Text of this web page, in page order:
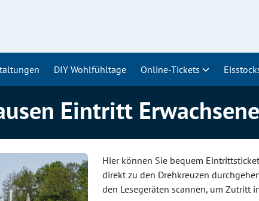
DIY Wohlfühltage Online-Tickets
Eintritt Erwachsene
Hier können Sie bequem
direkt zu den Drehkreuzen
den Lesegeräten scannen, um Zutritt